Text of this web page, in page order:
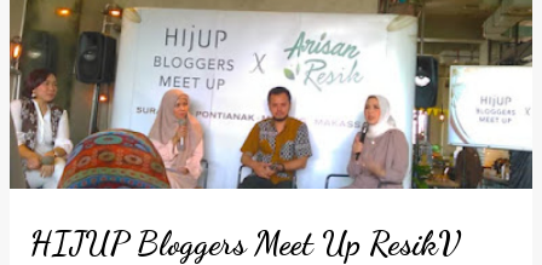
HIJUP Bloggers Meet Up ResikV